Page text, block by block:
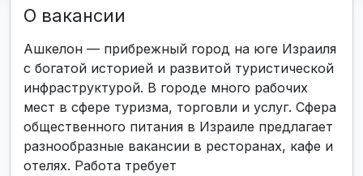
О вакансии
Ашкелон — прибрежный город на юге Израиля
с богатой историей и развитой туристической
инфраструктурой. В городе много рабочих
мест в сфере туризма, торговли и услуг. Сфера
общественного питания в Израиле предлагает
разнообразные вакансии в ресторанах, кафе и
отелях. Работа требует